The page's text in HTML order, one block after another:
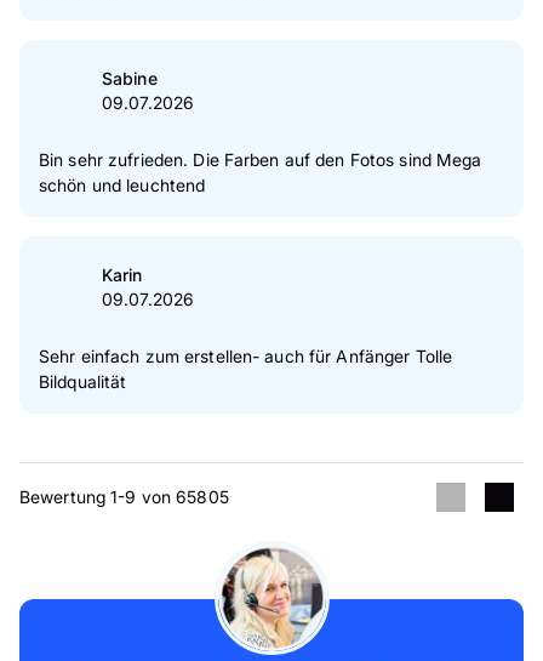
Sabine
09.07.2026
Bin sehr zufrieden. Die Farben auf den Fotos sind Mega
schön und leuchtend
Karin
09.07.2026
Sehr einfach zum erstellen- auch für Anfänger Tolle
Bildqualität
Bewertung 1-9 von 65805